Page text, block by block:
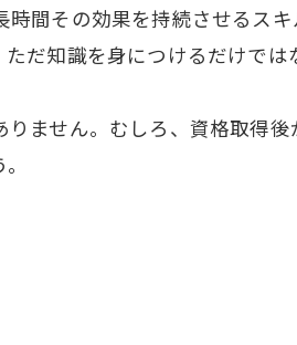
間その効果を持続させるス
だ知識を身につけるだけで
ません。むしろ、資格取得